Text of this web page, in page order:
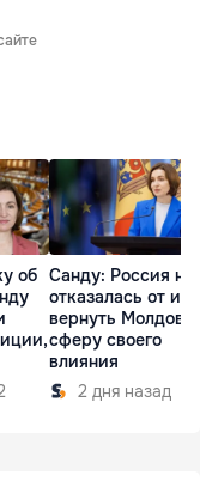
об Санду: Россия не
отказалась от
вернуть Молдову
сферу своего
влияния
2 дня назад